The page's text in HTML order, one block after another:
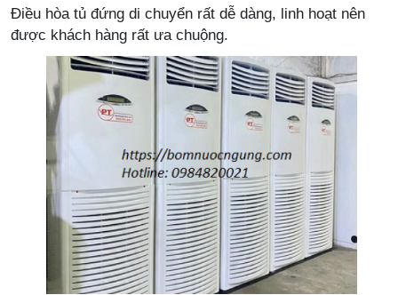
Điều hòa tủ đứng di chuyển rất dễ dàng, linh hoạt nên
được khách hàng rất ưa chuộng.